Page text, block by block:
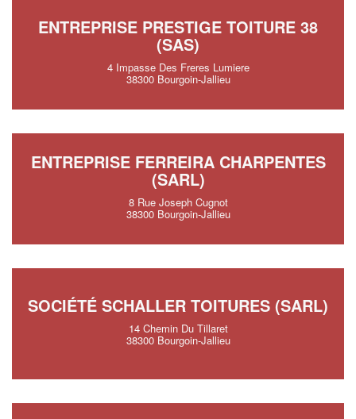
ENTREPRISE PRESTIGE TOITURE 38
(SAS)
4 Impasse Des Freres Lumiere
38300 Bourgoin-Jallieu
ENTREPRISE FERREIRA CHARPENTES
(SARL)
8 Rue Joseph Cugnot
38300 Bourgoin-Jallieu
SOCIÉTÉ SCHALLER TOITURES (SARL)
14 Chemin Du Tillaret
38300 Bourgoin-Jallieu